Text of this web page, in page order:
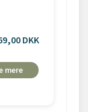
DKK
mere